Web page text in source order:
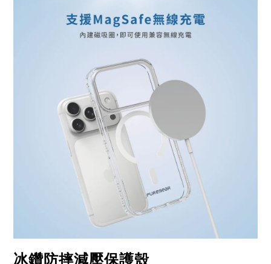
冰鑽防摔減壓保護殼